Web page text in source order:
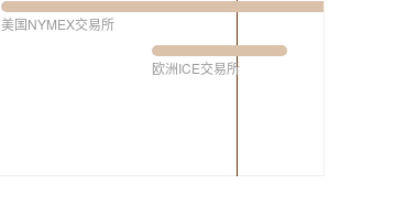
美国NYMEX交易所
欧洲ICE交易所